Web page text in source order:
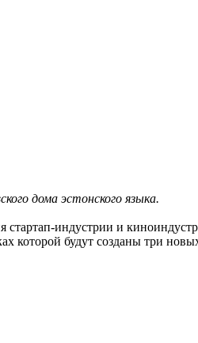
дома эстонского языка.
индустрии и
которой будут созданы три